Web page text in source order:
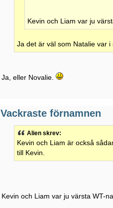
Kevin och Liam var ju
Ja det är väl som Natalie var
Ja, eller Novalie.
Vackraste förnamnen
Alien skrev:
Kevin och Liam är också
till Kevin.
Kevin och Liam var ju värsta WT-